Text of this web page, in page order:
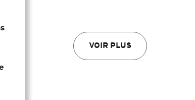
VOIR PLUS